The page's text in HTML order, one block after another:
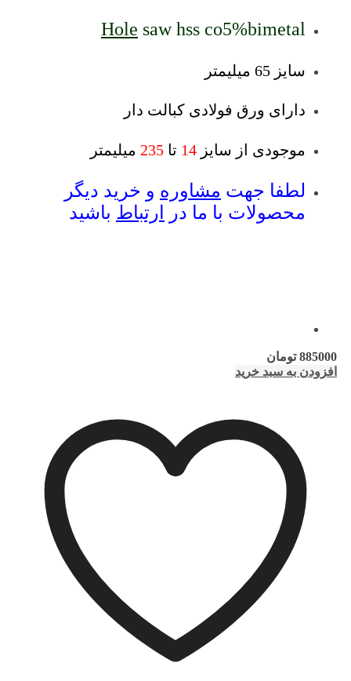
Hole saw hss co5%bimetal
سایز 65 میلیمتر
دارای ورق فولادی کبالت دار
موجودی از سایز 14 تا میلیمتر
لطفا جهت مشاوره و خرید دیگر
محصولات با ما در
ارتباط باشید
885000 تومان
افزودن به سبد خرید